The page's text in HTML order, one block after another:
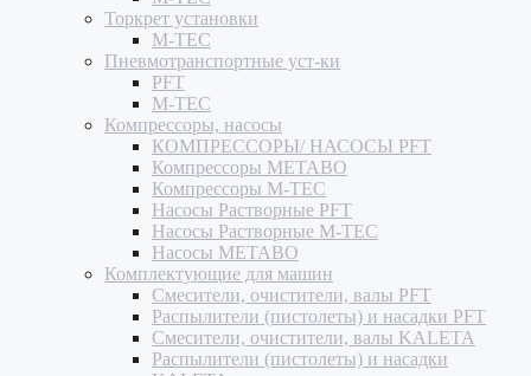
Торкрет установки
M-TEC
Пневмотранспортные уст-ки
PFT
M-TEC
Компрессоры, насосы
КОМПРЕССОРЫ/ НАСОСЫ PFT
Компрессоры METABO
Компрессоры M-TEC
Насосы Растворные PFT
Насосы Растворные M-TEC
Насосы METABO
Комплектующие для машин
Смесители, очистители, валы PFT
Распылители (пистолеты) и насадки PFT
Смесители, очистители, валы KALETA
Распылители (пистолеты) и насадки